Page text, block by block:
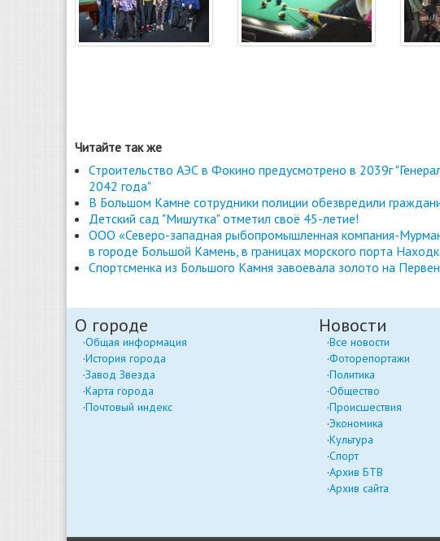
Читайте так же
Строительство АЭС в Фокино предусмотрено в 2039г
2042 года"
В Большом Камне сотрудники полиции обезвредили
Детский сад "Мишутка" отметил своё 45-летие!
ООО «Северо-западная рыбопромышленная компания-
в городе Большой Камень, в границах морского порта
Спортсменка из Большого Камня завоевала золото на
О городе
Общая информация
История города
Завод Звезда
Карта города
Почтовый индекс
Новости
Все новости
Фоторепортажи
Политика
Общество
Происшествия
Экономика
Культура
Спорт
Архив БТВ
Архив сайта